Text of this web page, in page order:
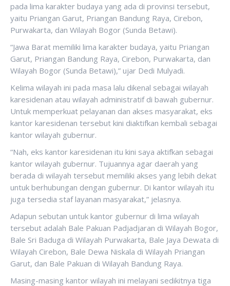
pada lima karakter budaya yang ada di provinsi tersebut,
yaitu Priangan Garut, Priangan Bandung Raya, Cirebon,
Purwakarta, dan Wilayah Bogor (Sunda Betawi).
“Jawa Barat memiliki lima karakter budaya, yaitu Priangan
Garut, Priangan Bandung Raya, Cirebon, Purwakarta, dan
Wilayah Bogor (Sunda Betawi),” ujar Dedi Mulyadi.
Kelima wilayah ini pada masa lalu dikenal sebagai wilayah
karesidenan atau wilayah administratif di bawah gubernur.
Untuk memperkuat pelayanan dan akses masyarakat, eks
kantor karesidenan tersebut kini diaktifkan kembali sebagai
kantor wilayah gubernur.
“Nah, eks kantor karesidenan itu kini saya aktifkan sebagai
kantor wilayah gubernur. Tujuannya agar daerah yang
berada di wilayah tersebut memiliki akses yang lebih dekat
untuk berhubungan dengan gubernur. Di kantor wilayah itu
juga tersedia staf layanan masyarakat,” jelasnya.
Adapun sebutan untuk kantor gubernur di lima wilayah
tersebut adalah Bale Pakuan Padjadjaran di Wilayah Bogor,
Bale Sri Baduga di Wilayah Purwakarta, Bale Jaya Dewata di
Wilayah Cirebon, Bale Dewa Niskala di Wilayah Priangan
Garut, dan Bale Pakuan di Wilayah Bandung Raya.
Masing-masing kantor wilayah ini melayani sedikitnya tiga